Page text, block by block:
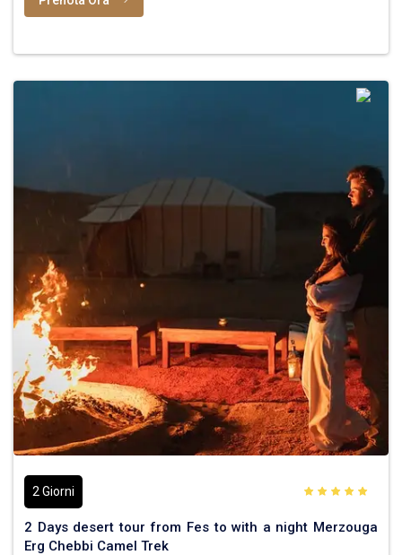
2 Giorni
2 Days desert tour from Fes to with a night Merzouga
Erg Chebbi Camel Trek